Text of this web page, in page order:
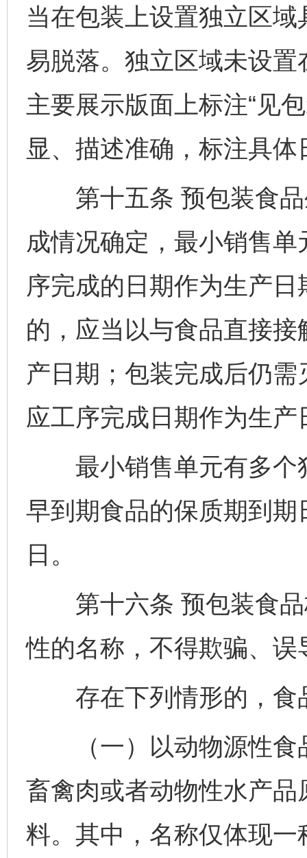
当在包装上设置独立区
易脱落。独立区域未设
主要展示版面上标注“见
显、描述准确，标注具
第十五条 预包装食品
成情况确定，最小销售
序完成的日期作为生产
的，应当以与食品直接
产日期；包装完成后仍
应工序完成日期作为生产
最小销售单元有多个
早到期食品的保质期到
日。
第十六条 预包装食品
性的名称，不得欺骗、误
存在下列情形的，食
（一）以动物源性食
畜禽肉或者动物性水产
料。其中，名称仅体现